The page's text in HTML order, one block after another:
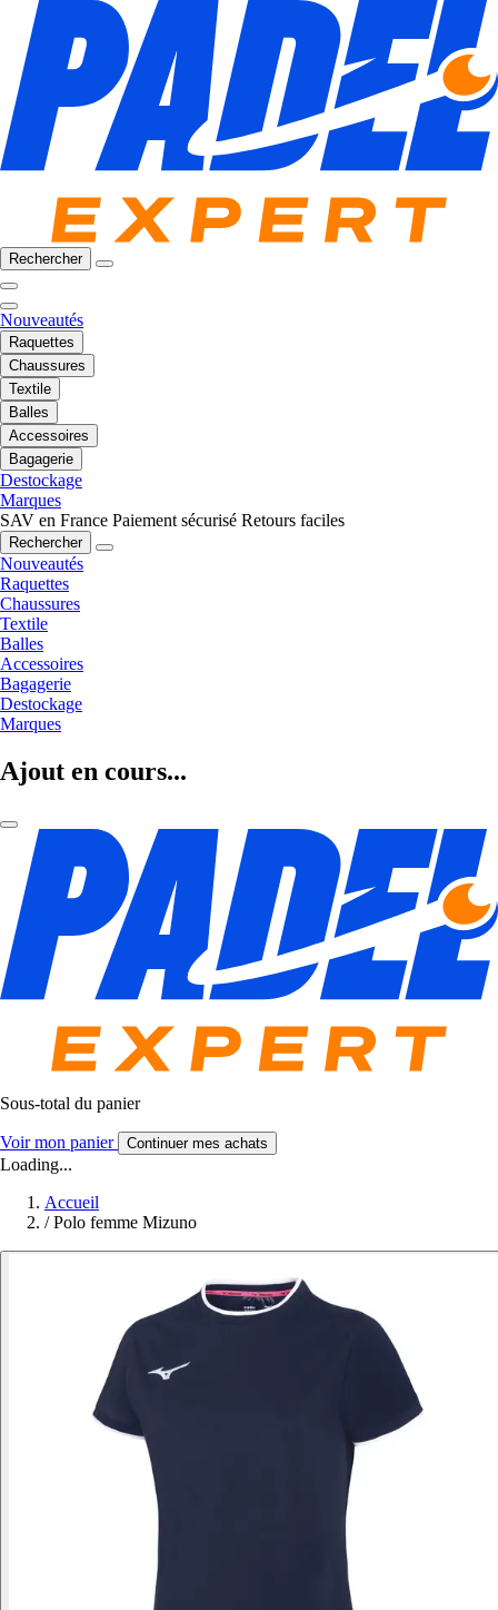
Rechercher
Nouveautés
Raquettes
Chaussures
Textile
Balles
Accessoires
Bagagerie
Destockage
Marques
SAV en France Paiement sécurisé Retours faciles
Rechercher
Nouveautés
Raquettes
Chaussures
Textile
Balles
Accessoires
Bagagerie
Destockage
Marques
Ajout en cours...
Sous-total du panier
Voir mon panier Continuer mes achats
Loading...
Accueil
/ Polo femme Mizuno